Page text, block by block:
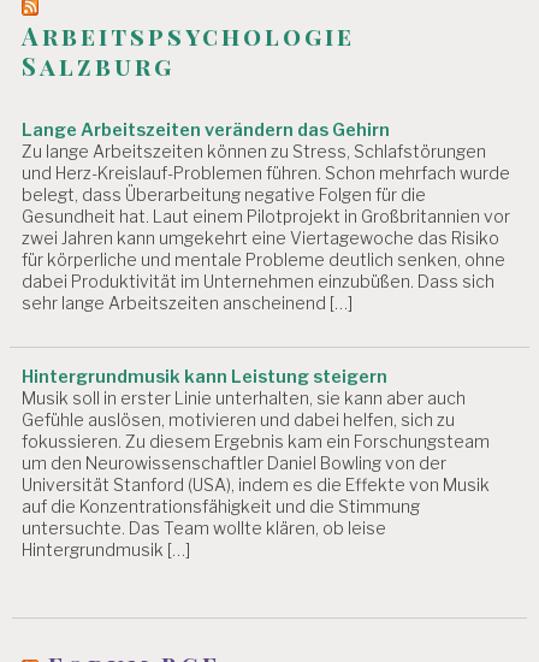
U
N
G
E
E
V
A
U
I
E
U
N
S
T
U
D
I
E
Arbeitspsychologie
Salzburg
Lange Arbeitszeiten verändern das Gehirn
Zu lange Arbeitszeiten können zu Stress, Schlafstörungen
und Herz-Kreislauf-Problemen führen. Schon mehrfach wurde
belegt, dass Überarbeitung negative Folgen für die
Gesundheit hat. Laut einem Pilotprojekt in Großbritannien vor
zwei Jahren kann umgekehrt eine Viertagewoche das Risiko
für körperliche und mentale Probleme deutlich senken, ohne
dabei Produktivität im Unternehmen einzubüßen. Dass sich
sehr lange Arbeitszeiten anscheinend […]
Hintergrundmusik kann Leistung steigern
Musik soll in erster Linie unterhalten, sie kann aber auch
Gefühle auslösen, motivieren und dabei helfen, sich zu
fokussieren. Zu diesem Ergebnis kam ein Forschungsteam
um den Neurowissenschaftler Daniel Bowling von der
Universität Stanford (USA), indem es die Effekte von Musik
auf die Konzentrationsfähigkeit und die Stimmung
untersuchte. Das Team wollte klären, ob leise
Hintergrundmusik […]